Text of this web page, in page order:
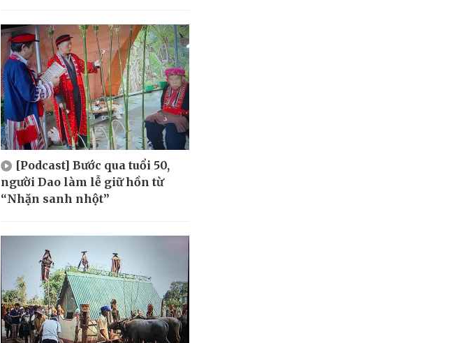
[Podcast] Bước qua tuổi 50,
người Dao làm lễ giữ hồn từ
“Nhặn sanh nhột”